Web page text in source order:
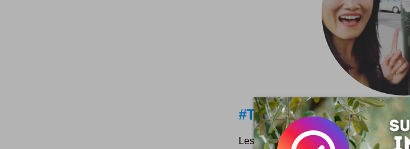
#TheComplimentProject
Les compliments, ça fait du bien à